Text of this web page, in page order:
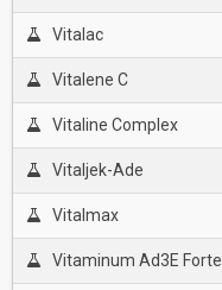
Vitalac
Vitalene C
Vitaline Complex
Vitaljek-Ade
Vitalmax
Vitaminum Ad3E Forte